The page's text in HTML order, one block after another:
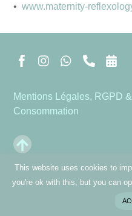
•www.maternity-
Mentions Légales, RGPD
Consommation
©2018 - 2022Holistic
This website uses cookies to
you're ok with this, but you can